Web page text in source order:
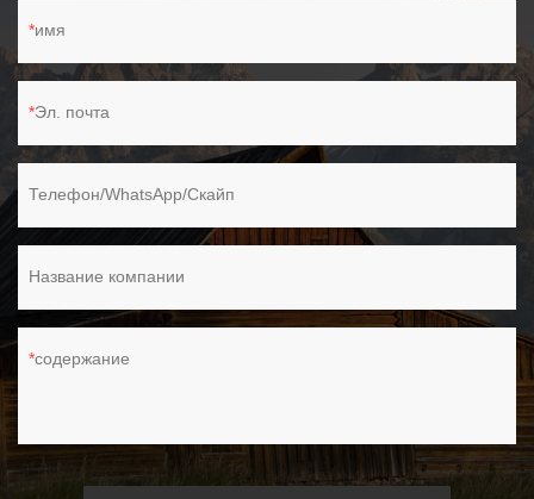
имя
Эл. почта
Телефон/WhatsApp/Скайп
Название компании
содержание